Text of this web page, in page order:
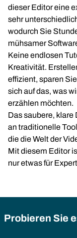
dieser Editor eine
sehr
wodurch Sie
mühsamer
Keine endlosen
Kreativität.
effizient, sparen
sich auf das, was
erzählen möchten.
Das saubere, klare
an traditionelle
die die Welt der
Mit diesem Editor
nur etwas für
Probieren Sie